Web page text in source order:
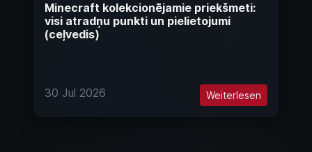
Minecraft kolekcionējamie priekšmeti:
visi atradņu punkti un pielietojumi
(ceļvedis)
30 Jul 2026 Weiterlesen